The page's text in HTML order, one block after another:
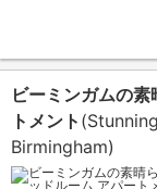
ビーミンガムの
トメント
Birmingham)